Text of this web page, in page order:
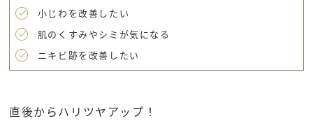
小じわを改善したい
肌のくすみやシミが気になる
ニキビ跡を改善したい
直後からハリツヤアップ！